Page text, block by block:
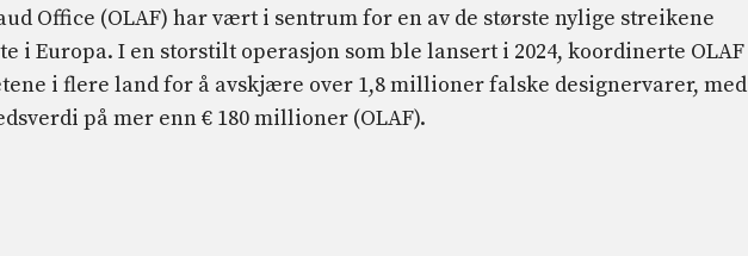
Office (OLAF) har vært i sentrum for en av de største nylige streikene
i Europa. I en storstilt operasjon som ble lansert i 2024, koordinerte OLAF
i flere land for å avskjære over 1,8 millioner falske designervarer, med
på mer enn € 180 millioner (OLAF).